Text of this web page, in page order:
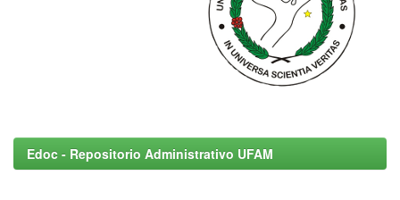
Edoc - Repositorio Administrativo UFAM